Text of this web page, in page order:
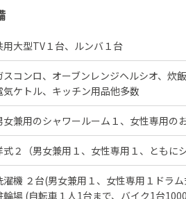
用大型TV１台、ルンバ１台
スコンロ、オーブンレンジヘルシオ、炊
気ケトル、キッチン用品他多数
女兼用のシャワールーム１、女性専用の
式２（男女兼用１、女性専用１、ともに
濯機 ２台(男女兼用１、女性専用１ドラム
輪場 (自転車１人1台まで、バイク1台